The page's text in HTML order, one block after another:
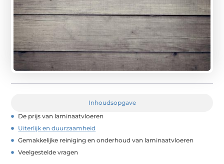
Inhoudsopgave
De prijs van laminaatvloeren
Uiterlijk en duurzaamheid
Gemakkelijke reiniging en onderhoud van laminaatvloeren
Veelgestelde vragen